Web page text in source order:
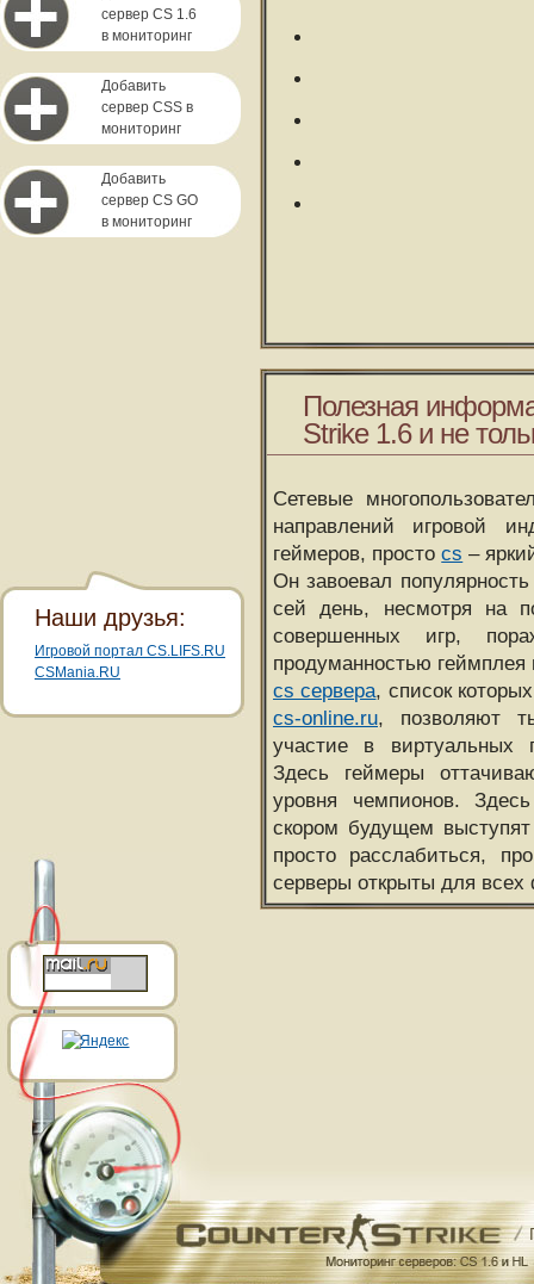
сервер CS 1.6
в мониторинг
Добавить
сервер CSS в
мониторинг
Добавить
сервер CS GO
в мониторинг
Полезная
Strike 1.6 и не
Сетевые
направлений игровой
геймеров, простоcs –
Он завоевал
сей день, несмотря на
совершенных игр,
продуманностью
cs сервера, список
cs-online.ru, позволяют
участие в виртуальных
Здесь геймеры
уровня чемпионов.
скором будущем
просто расслабиться,
серверы открыты для всех
Наши друзья:
Игровой портал CS.LIFS.RU
CSMania.RU